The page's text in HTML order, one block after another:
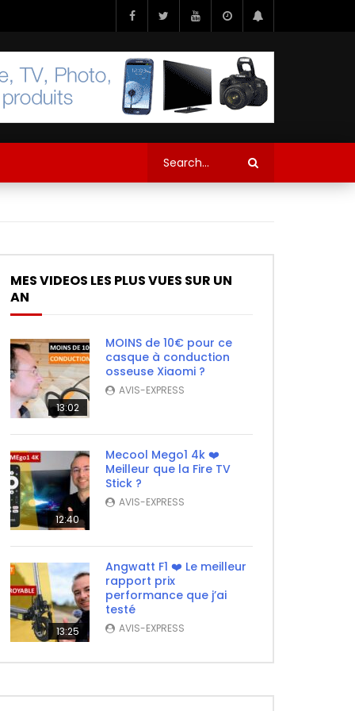
MES VIDEOS LES PLUS VUES SUR UN
AN
13:02
MOINS de 10€ pour ce
casque à conduction
osseuse Xiaomi ?
AVIS-EXPRESS
12:40
Mecool Mego1 4k ❤️
Meilleur que la Fire TV
Stick ?
AVIS-EXPRESS
13:25
Angwatt F1 ❤️ Le meilleur
rapport prix
performance que j’ai
testé
AVIS-EXPRESS